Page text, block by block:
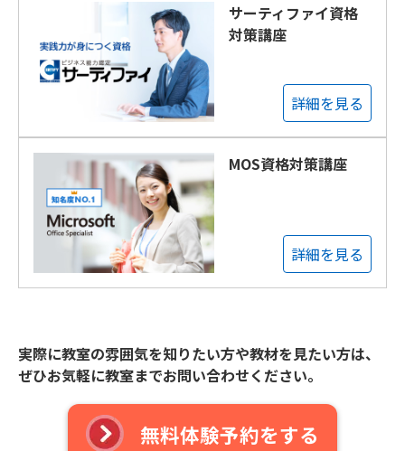
サーティファイ資格
対策講座
詳細を見る
MOS資格対策講座
詳細を見る
実際に教室の雰囲気を知りたい方や教材を見たい方は、
ぜひお気軽に教室までお問い合わせください。
無料体験予約をする